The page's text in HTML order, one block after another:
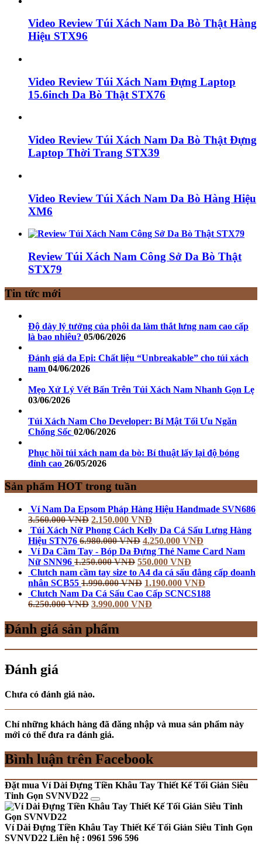
Video Review Túi Xách Nam Da Bò Thật Hàng
Hiệu STX96
Video Review Túi Xách Nam Đựng Laptop
15.6inch Da Bò Thật STX76
Video Review Túi Xách Nam Da Bò Thật Đựng
Laptop Thời Trang STX39
Video Review Túi Xách Nam Da Bò Hàng Hiệu
XM6
Review Túi Xách Nam Công Sở Da Bò Thật
STX79
Tin tức mới
Độ dày lý tưởng của phôi da làm thắt lưng nam cao cấp
là bao nhiêu? 05/06/2026
Đánh giá da Epi: Chất liệu “Unbreakable” cho túi xách
nam 04/06/2026
Mẹo Xử Lý Vết Bẩn Trên Túi Xách Nam Nhanh Gọn Lẹ
03/06/2026
Túi Xách Nam Cho Developer: Bí Mật Tối Ưu Ngăn
Chống Sốc 02/06/2026
Phục hồi túi xách nam da bò: Bí thuật lấy lại độ bóng
đỉnh cao 26/05/2026
Sản phẩm HOT trong tuần
Ví Nam Da Epsom Pháp Hàng Hiệu Handmade SVN686
3.560.000VNĐ 2.150.000 VNĐ
Túi Xách Nữ Phong Cách Kelly Da Cá Sấu Lưng Hàng
Hiệu STN76 6.980.000VNĐ 4.250.000 VNĐ
Ví Da Cầm Tay - Bóp Da Đựng Thẻ Name Card Nam
Nữ SNN96 1.250.000VNĐ 550.000 VNĐ
Clutch nam cầm tay size to A4 da cá sấu đẳng cấp doanh
nhân SCB55 1.990.000VNĐ 1.190.000 VNĐ
Clutch Nam Da Cá Sấu Cao Cấp SCNCS188
6.250.000VNĐ 3.990.000 VNĐ
Đánh giá sản phẩm
Đánh giá
Chưa có đánh giá nào.
Chỉ những khách hàng đã đăng nhập và mua sản phẩm này
mới có thể đưa ra đánh giá.
Bình luận trên Facebook
Đặt mua Ví Dài Đựng Tiền Khâu Tay Thiết Kế Tối Giản Siêu
Tinh Gọn SVNVD22
Ví Dài Đựng Tiền Khâu Tay Thiết Kế Tối Giản Siêu Tinh Gọn
SVNVD22 Liên hệ : 0961 596 596